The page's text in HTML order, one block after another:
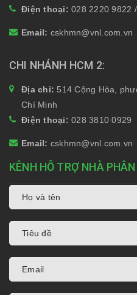
Điện thoại: 028 2220 9822
Email: cskhmn@vnl.com.vn
CHI NHÁNH HCM 2
Địa chỉ: 514 Cộng Hòa,
Chí Minh
Điện thoại: 028 3810 0929
Email: cskhmn@vnl.com.vn
KÊNH HỖ TRỢ NHÀ PHÂN